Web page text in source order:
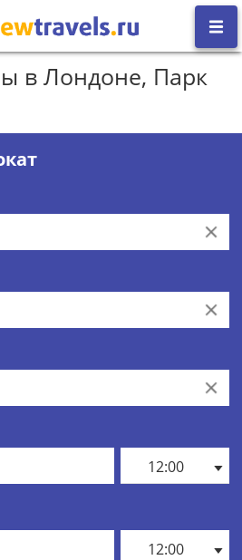
в Лондоне, Парк
Clear
Clear
Clear
12:00
12:00